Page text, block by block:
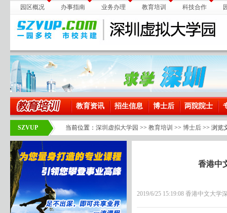
园区概况 办事指南 业务办理 教育培训 科技合作
教育资讯 招生信息 博士后 两院院士
SZVUP 当前位置： 深圳虚拟大学园 >> 教育培训 >> 博士后 >> 浏览
香港中
2019/6/25 15:19:08 香港中文大学